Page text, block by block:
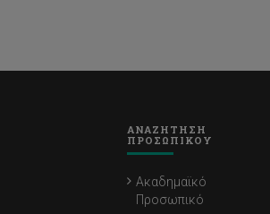
ΑΝΑΖΗΤΗΣΗ
ΠΡΟΣΩΠΙΚΟΥ
Ακαδημαϊκό
Προσωπικό